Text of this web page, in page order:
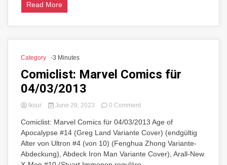
Read More
Category -3 Minutes
Comiclist: Marvel Comics für
04/03/2013
lksur June 29, 2023 0 Commenton
Marvel
Comics
für
04/03/2013
Comiclist: Marvel Comics für 04/03/2013 Age of
Apocalypse #14 (Greg Land Variante Cover) (endgültig
Alter von Ultron #4 (von 10) (Fenghua Zhong Variante-
Abdeckung), Abdeck Iron Man Variante Cover), Arall-New